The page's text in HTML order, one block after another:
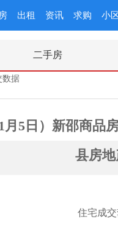
出租 资讯 求购 小区
二手房
数据
月5日）新邵商品
县房地
住宅成交